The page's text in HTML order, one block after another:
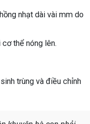
nhạt dài vài mm do
thể nóng lên.
trùng và điều chỉnh